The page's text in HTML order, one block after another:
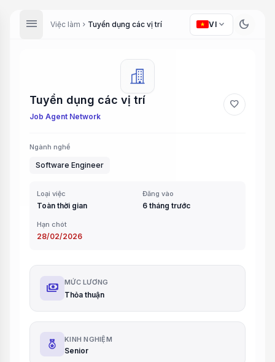
menu Việc làm chevron_right Tuyển dụng các vị trí VI expand_more dark_mode
Tuyển dụng các vị trí
Job Agent Network
favorite
Ngành nghề
Software Engineer
Loại việc
Toàn thời gian
Đăng vào
6 tháng trước
Hạn chót
28/02/2026
payments MỨC LƯƠNG
Thỏa thuận
KINH NGHIỆM
Senior